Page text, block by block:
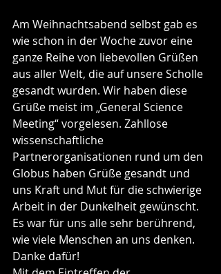
Am Weihnachtsabend selbst gab es
wie schon in der Woche zuvor eine
ganze Reihe von liebevollen Grüßen
aus aller Welt, die auf unsere Scholle
gesandt wurden. Wir haben diese
Grüße meist im „General Science
Meeting“ vorgelesen. Zahllose
wissenschaftliche
Partnerorganisationen rund um den
Globus haben Grüße gesandt und
uns Kraft und Mut für die schwierige
Arbeit in der Dunkelheit gewünscht.
Es war für uns alle sehr berührend,
wie viele Menschen an uns denken.
Danke dafür!